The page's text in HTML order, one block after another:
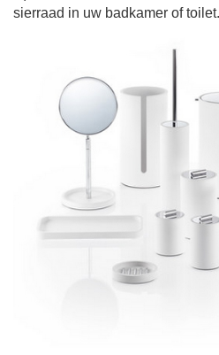
sierraad in uw badkamer of toilet.